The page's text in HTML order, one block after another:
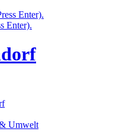
Enter).
Enter).
Umwelt